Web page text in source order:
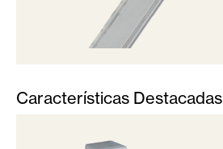
Características Destacadas